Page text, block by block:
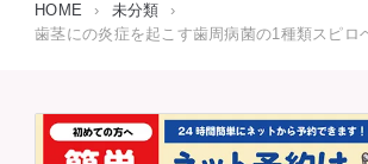
HOME › 未分類
›
歯茎にの炎症を起こす歯周病菌の1種類スピロ